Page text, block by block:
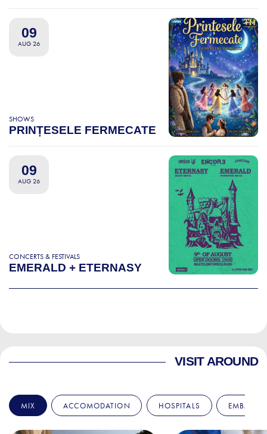
09
AUG 26
SHOWS
PRINȚESELE FERMECATE
09
AUG 26
CONCERTS & FESTIVALS
EMERALD + ETERNASY
VISIT AROUND
MIX ACCOMODATION HOSPITALS